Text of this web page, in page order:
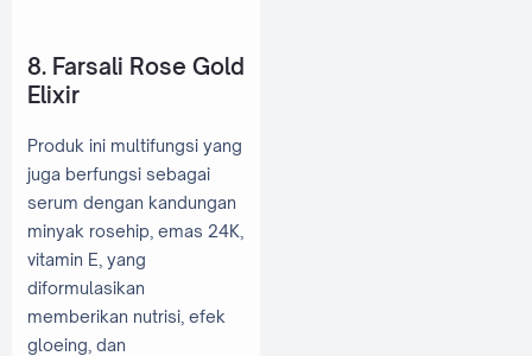
8. Farsali Rose Gold
Elixir
Produk ini multifungsi yang
juga berfungsi sebagai
serum dengan kandungan
minyak rosehip, emas 24K,
vitamin E, yang
diformulasikan
memberikan nutrisi, efek
gloeing, dan